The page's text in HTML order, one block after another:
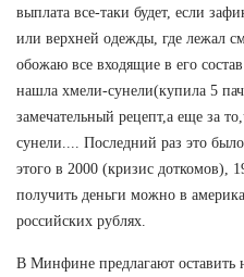
выплата все-таки будет, если
или верхней одежды, где лежал
обожаю все входящие в его
нашла хмели-сунели(купила 5
замечательный рецепт,а еще за
сунели.... Последний раз это
этого в 2000 (кризис доткомов),
получить деньги можно в
российских рублях.
В Минфине предлагают